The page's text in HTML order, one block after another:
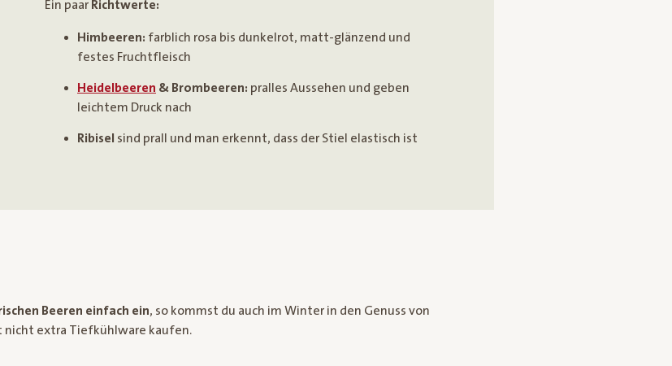
Ein paar Richtwerte:
Himbeeren: farblich rosa bis dunkelrot, matt-glänzend und
festes Fruchtfleisch
Heidelbeeren & Brombeeren: pralles Aussehen und geben
leichtem Druck nach
Ribisel sind prall und man erkennt, dass der Stiel elastisch ist
Beeren einfach ein, so kommst du auch im Winter in den Genuss von
nicht extra Tiefkühlware kaufen.